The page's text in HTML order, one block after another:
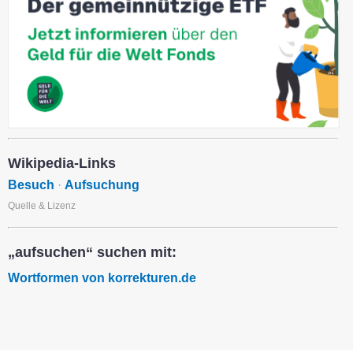
Wikipedia-Links
Besuch · Aufsuchung
Quelle & Lizenz
„aufsuchen“ suchen mit:
Wortformen von korrekturen.de